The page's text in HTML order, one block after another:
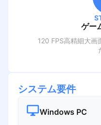
ゲー
120 FPS高精細大画
システム要件
Windows PC